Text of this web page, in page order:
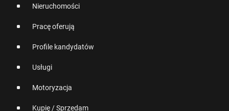
Nieruchomości
Pracę oferują
Profile kandydatów
Usługi
Motoryzacja
Kupię / Sprzedam